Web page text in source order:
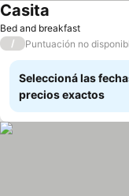
Bed and breakfast
Casita
/ Puntuación no
Seleccioná las
precios exactos